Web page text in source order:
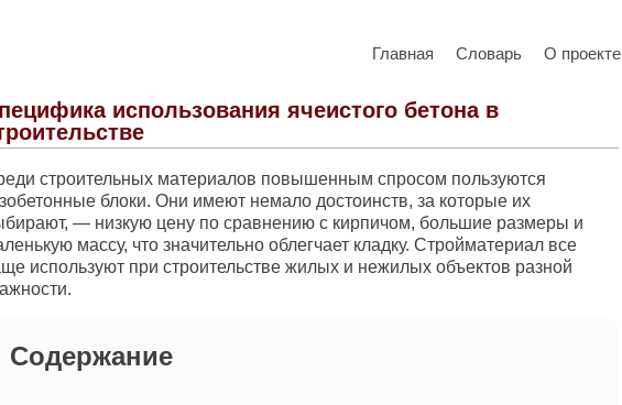
Главная Словарь О проекте
использования ячеистого бетона в
строительных материалов повышенным спросом пользуются
блоки. Они имеют немало достоинств, за которые их
— низкую цену по сравнению с кирпичом, большие размеры и
массу, что значительно облегчает кладку. Стройматериал все
используют при строительстве жилых и нежилых объектов разной
Содержание